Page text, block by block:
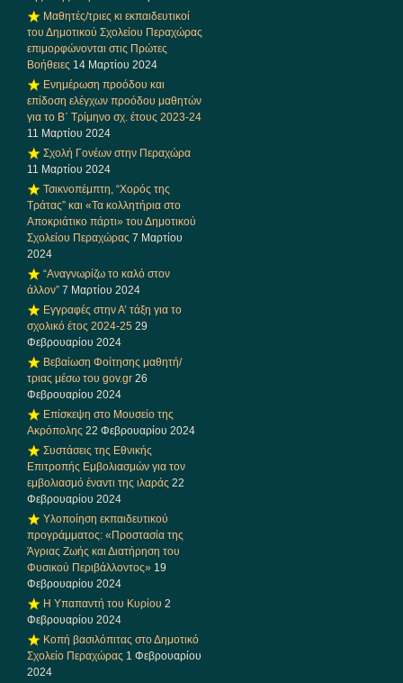
Μαθητές/τριες κι εκπαιδευτικοί
του Δημοτικού Σχολείου Περαχώρας
επιμορφώνονται στις Πρώτες
Βοήθειες 14 Μαρτίου 2024
Ενημέρωση προόδου και
επίδοση ελέγχων προόδου μαθητών
για το Β΄ Τρίμηνο σχ. έτους 2023-24
11 Μαρτίου 2024
Σχολή Γονέων στην Περαχώρα
11 Μαρτίου 2024
Τσικνοπέμπτη, “Χορός της
Τράτας” και «Τα κολλητήρια στο
Αποκριάτικο πάρτι» του Δημοτικού
Σχολείου Περαχώρας 7 Μαρτίου
2024
“Αναγνωρίζω το καλό στον
άλλον” 7 Μαρτίου 2024
Εγγραφές στην Α’ τάξη για το
σχολικό έτος 2024-25 29
Φεβρουαρίου 2024
Βεβαίωση Φοίτησης μαθητή/
τριας μέσω του gov.gr 26
Φεβρουαρίου 2024
Επίσκεψη στο Μουσείο της
Ακρόπολης 22 Φεβρουαρίου 2024
Συστάσεις της Εθνικής
Επιτροπής Εμβολιασμών για τον
εμβολιασμό έναντι της ιλαράς 22
Φεβρουαρίου 2024
Υλοποίηση εκπαιδευτικού
προγράμματος: «Προστασία της
Άγριας Ζωής και Διατήρηση του
Φυσικού Περιβάλλοντος» 19
Φεβρουαρίου 2024
Η Υπαπαντή του Κυρίου 2
Φεβρουαρίου 2024
Κοπή βασιλόπιτας στο Δημοτικό
Σχολείο Περαχώρας 1 Φεβρουαρίου
2024